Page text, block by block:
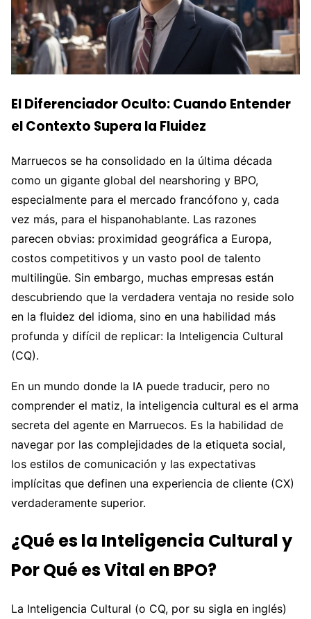
El Diferenciador Oculto: Cuando Entender
el Contexto Supera la Fluidez
Marruecos se ha consolidado en la última década
como un gigante global del nearshoring y BPO,
especialmente para el mercado francófono y, cada
vez más, para el hispanohablante. Las razones
parecen obvias: proximidad geográfica a Europa,
costos competitivos y un vasto pool de talento
multilingüe. Sin embargo, muchas empresas están
descubriendo que la verdadera ventaja no reside solo
en la fluidez del idioma, sino en una habilidad más
profunda y difícil de replicar: la Inteligencia Cultural
(CQ).
En un mundo donde la IA puede traducir, pero no
comprender el matiz, la inteligencia cultural es el arma
secreta del agente en Marruecos. Es la habilidad de
navegar por las complejidades de la etiqueta social,
los estilos de comunicación y las expectativas
implícitas que definen una experiencia de cliente (CX)
verdaderamente superior.
¿Qué es la Inteligencia Cultural y
Por Qué es Vital en BPO?
La Inteligencia Cultural (o CQ, por su sigla en inglés)